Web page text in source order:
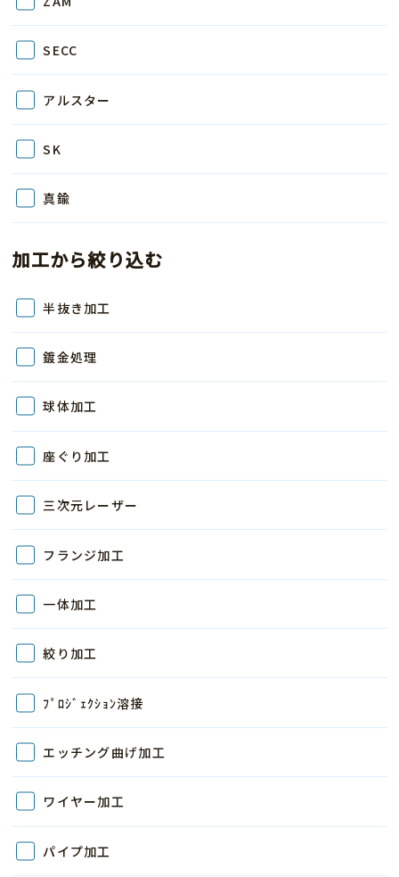
SECC
アルスター
SK
真鍮
加工から絞り込む
半抜き加工
鍍金処理
球体加工
座ぐり加工
三次元レーザー
フランジ加工
一体加工
絞り加工
ﾌﾟﾛｼﾞｪｸｼｮﾝ溶接
エッチング曲げ加工
ワイヤー加工
パイプ加工